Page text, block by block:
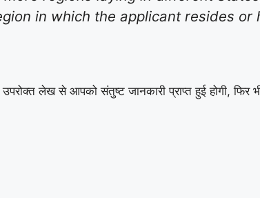
in which the applicant resides or
लेख से आपको संतुष्ट जानकारी प्राप्त हुई होगी,